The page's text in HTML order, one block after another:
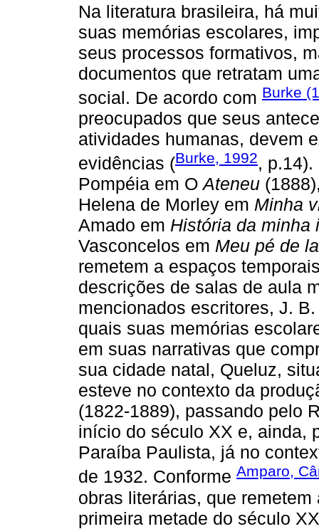
Na literatura brasileira, há
suas memórias escolares,
seus processos formativos,
documentos que retratam
social. De acordo com Burke
preocupados que seus
atividades humanas, devem
evidências (Burke, 1992,
Pompéia em OAteneu
Helena de Morley em Minha
Amado em História da minha
Vasconcelos em Meu pé de
remetem a espaços
descrições de salas de aula
mencionados escritores, J.
quais suas memórias
em suas narrativas que
sua cidade natal, Queluz,
esteve no contexto da
(1822-1889), passando pelo
início do século XX e, ainda,
Paraíba Paulista, já no
de 1932. Conforme Amparo,
obras literárias, que
primeira metade do século